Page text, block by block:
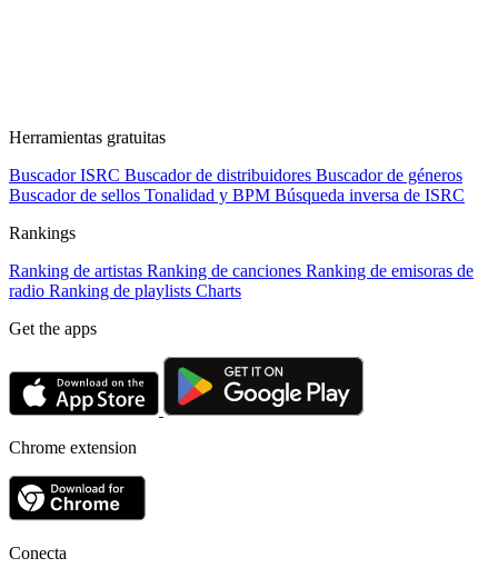
Herramientas gratuitas
Buscador ISRC Buscador de distribuidores Buscador de géneros
Buscador de sellos Tonalidad y BPM Búsqueda inversa de ISRC
Rankings
Ranking de artistas Ranking de canciones Ranking de emisoras de
radio Ranking de playlists Charts
Get the apps
Chrome extension
Conecta